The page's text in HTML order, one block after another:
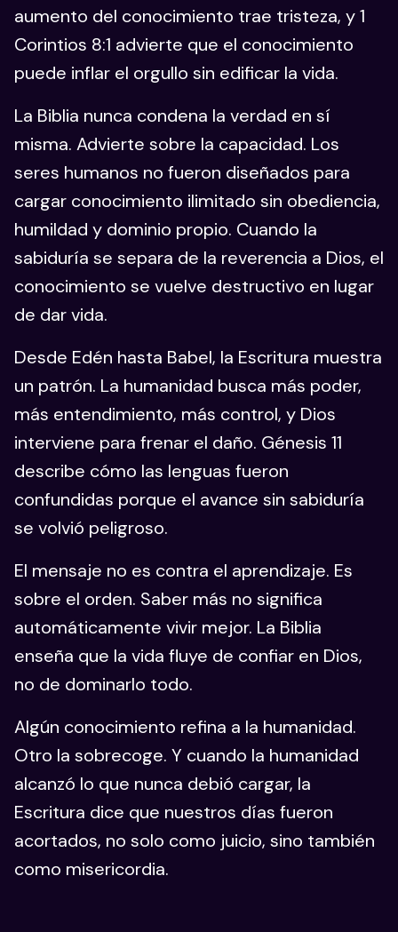
aumento del conocimiento trae tristeza, y 1
Corintios 8:1 advierte que el conocimiento
puede inflar el orgullo sin edificar la vida.
La Biblia nunca condena la verdad en sí
misma. Advierte sobre la capacidad. Los
seres humanos no fueron diseñados para
cargar conocimiento ilimitado sin obediencia,
humildad y dominio propio. Cuando la
sabiduría se separa de la reverencia a Dios, el
conocimiento se vuelve destructivo en lugar
de dar vida.
Desde Edén hasta Babel, la Escritura muestra
un patrón. La humanidad busca más poder,
más entendimiento, más control, y Dios
interviene para frenar el daño. Génesis 11
describe cómo las lenguas fueron
confundidas porque el avance sin sabiduría
se volvió peligroso.
El mensaje no es contra el aprendizaje. Es
sobre el orden. Saber más no significa
automáticamente vivir mejor. La Biblia
enseña que la vida fluye de confiar en Dios,
no de dominarlo todo.
Algún conocimiento refina a la humanidad.
Otro la sobrecoge. Y cuando la humanidad
alcanzó lo que nunca debió cargar, la
Escritura dice que nuestros días fueron
acortados, no solo como juicio, sino también
como misericordia.